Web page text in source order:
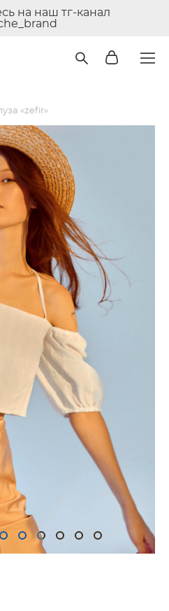
на наш тг-канал
«zefir»